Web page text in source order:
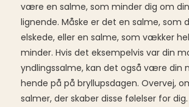
være en salme, som minder dig om
lignende. Måske er det en salme, som
elskede, eller en salme, som vækker
minder. Hvis det eksempelvis var din
yndlingssalme, kan det også være din
hende på på bryllupsdagen. Overvej,
salmer, der skaber disse følelser for